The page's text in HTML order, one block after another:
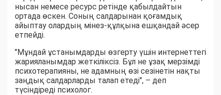
нысан немесе ресурс ретінде қабылдайтын
ортада өскен. Соның салдарынан қоғамдық
айыптау олардың мінез-құлқына ешқандай әсер
етпейді.
"Мұндай ұстанымдарды өзгерту үшін интернеттегі
жарияланымдар жеткіліксіз. Бұл не ұзақ мерзімді
психотерапияны, не адамның өзі сезінетін нақты
заңдық салдарларды талап етеді", – деп
түсіндіреді психолог.